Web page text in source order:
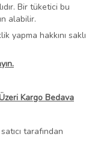
Bir tüketici bu
alabilir.
yapma hakkını saklı
Kargo Bedava
tarafından